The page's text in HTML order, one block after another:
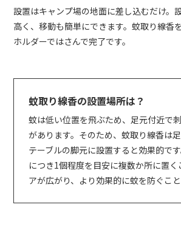
設置はキャンプ場の地面に差し込むだけ。
高く、移動も簡単にできます。蚊取り線香
ホルダーではさんで完了です。
蚊取り線香の設置場所は？
蚊は低い位置を飛ぶため、足元付近で
があります。そのため、蚊取り線香は足
テーブルの脚元に設置すると効果的で
につき1個程度を目安に複数か所に置く
アが広がり、より効果的に蚊を防ぐこと